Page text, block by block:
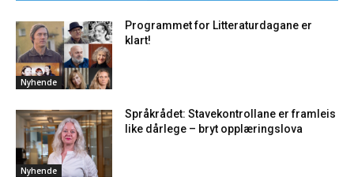
Nyhende
Programmet for Litteraturdagane er
klart!
Nyhende
Språkrådet: Stavekontrollane er framleis
like dårlege – bryt opplæringslova